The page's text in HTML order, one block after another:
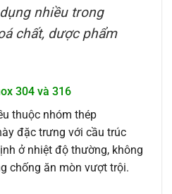
nhiều trong
chất, dược phẩm
304 và 316
thuộc nhóm thép
đặc trưng với cầu trúc
ở nhiệt độ thường, không
chống ăn mòn vượt trội.